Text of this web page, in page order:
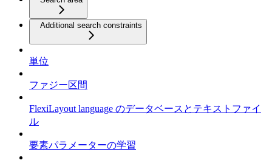
Additional search constraints
単位
ファジー区間
FlexiLayout language のデータベースとテキストファイ
ル
要素パラメーターの学習